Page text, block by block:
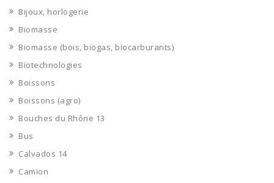
Bijoux, horlogerie
Biomasse
Biomasse (bois, biogas, biocarburants)
Biotechnologies
Boissons
Boissons (agro)
Bouches du Rhône 13
Bus
Calvados 14
Camion